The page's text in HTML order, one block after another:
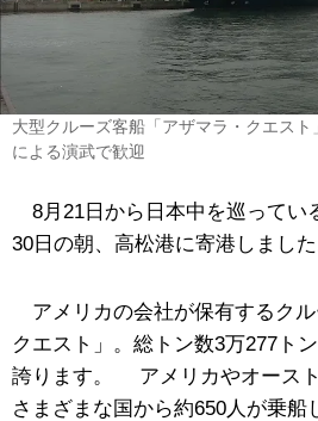
大型クルーズ客船「アザマラ・クエス
による演武で歓迎
8月21日から日本中を巡ってい
30日の朝、高松港に寄港しました
アメリカの会社が保有するクル
クエスト」。総トン数3万277ト
誇ります。 アメリカやオース
さまざまな国から約650人が乗船